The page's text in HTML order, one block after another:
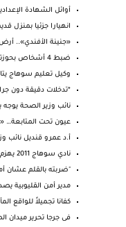
أوائل الشهادة
انهيارا جزئيا بمنزل
«جنينة الأفندي»..
ضبط 4 أشخاص بحوزتهم" 5 بنادق آلية كمية كبيرة من ال...
وكيل تعليم سوهاج
*تدخلات دقيقة دون
نائب وزير الصحة
عيون تحت المتابعة…
أ.د عمرو قنديل نائب
نادي سوهاج 2011 يهزم ساحة سوهاج بضربات الترجيح ويح...
"ضربته بالقلم
مدير أمن القليوبية
كفانا تجميلاً للواقع
فى جرجا تحرير ميدان